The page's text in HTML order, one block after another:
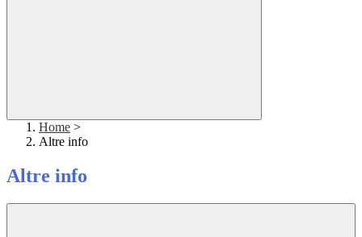
Home >
Altre info
Altre info